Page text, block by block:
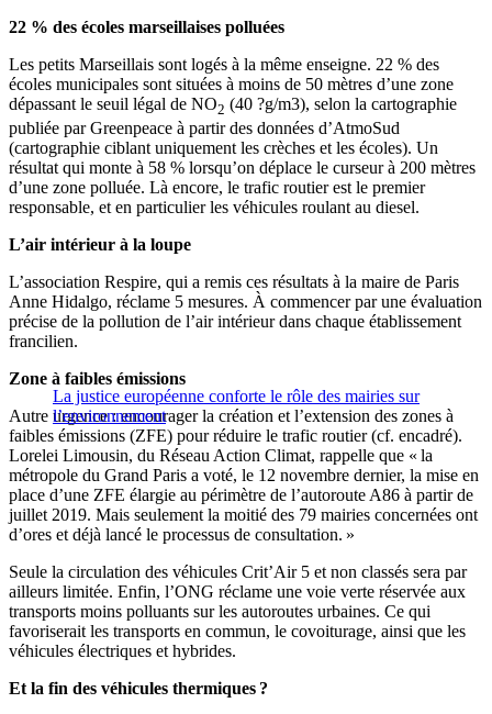
22 % des écoles marseillaises polluées
Les petits Marseillais sont logés à la même enseigne. 22 % des
écoles municipales sont situées à moins de 50 mètres d’une zone
dépassant le seuil légal de NO2 (40 ?g/m3), selon la cartographie
publiée par Greenpeace à partir des données d’AtmoSud
(cartographie ciblant uniquement les crèches et les écoles). Un
résultat qui monte à 58 % lorsqu’on déplace le curseur à 200 mètres
d’une zone polluée. Là encore, le trafic routier est le premier
responsable, et en particulier les véhicules roulant au diesel.
L’air intérieur à la loupe
L’association Respire, qui a remis ces résultats à la maire de Paris
Anne Hidalgo, réclame 5 mesures. À commencer par une évaluation
précise de la pollution de l’air intérieur dans chaque établissement
francilien.
La justice européenne conforte le rôle des mairies sur
l’environnement
Zone à faibles émissions
Autre urgence : encourager la création et l’extension des zones à
faibles émissions (ZFE) pour réduire le trafic routier (cf. encadré).
Lorelei Limousin, du Réseau Action Climat, rappelle que « la
métropole du Grand Paris a voté, le 12 novembre dernier, la mise en
place d’une ZFE élargie au périmètre de l’autoroute A86 à partir de
juillet 2019. Mais seulement la moitié des 79 mairies concernées ont
d’ores et déjà lancé le processus de consultation. »
Seule la circulation des véhicules Crit’Air 5 et non classés sera par
ailleurs limitée. Enfin, l’ONG réclame une voie verte réservée aux
transports moins polluants sur les autoroutes urbaines. Ce qui
favoriserait les transports en commun, le covoiturage, ainsi que les
véhicules électriques et hybrides.
Et la fin des véhicules thermiques ?